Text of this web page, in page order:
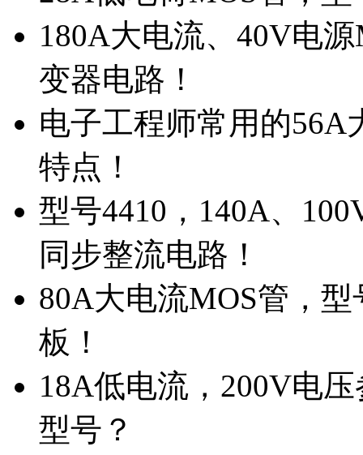
180A大电流、40V电
变器电路！
电子工程师常用的56A
特点！
型号4410，140A、
同步整流电路！
80A大电流MOS管，
板！
18A低电流，200V电
型号？